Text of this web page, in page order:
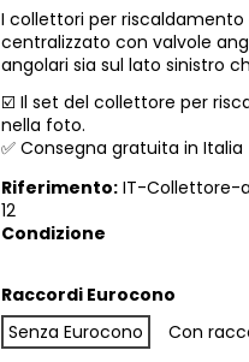
I collettori per
centralizzato con valvole
angolari sia sul lato sinistro
☑️ Il set del collettore per
nella foto.
✅ Consegna gratuita in Italia
Riferimento: IT-Collettore-
12
Condizione
Raccordi Eurocono
Senza Eurocono
Con